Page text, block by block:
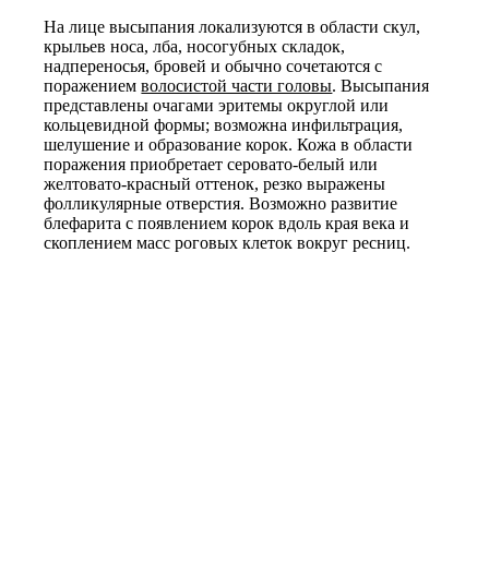
На лице высыпания локализуются в области скул,
крыльев носа, лба, носогубных складок,
надпереносья, бровей и обычно сочетаются с
поражениемволосистой части головы. Высыпания
представлены очагами эритемы округлой или
кольцевидной формы; возможна инфильтрация,
шелушение и образование корок. Кожа в области
поражения приобретает серовато-белый или
желтовато-красный оттенок, резко выражены
фолликулярные отверстия. Возможно развитие
блефарита с появлением корок вдоль края века и
скоплением масс роговых клеток вокруг ресниц.